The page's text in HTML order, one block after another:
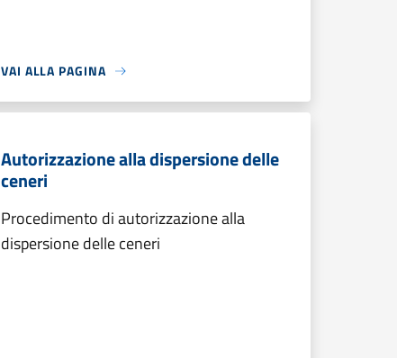
VAI ALLA PAGINA
Autorizzazione alla dispersione delle
ceneri
Procedimento di autorizzazione alla
dispersione delle ceneri